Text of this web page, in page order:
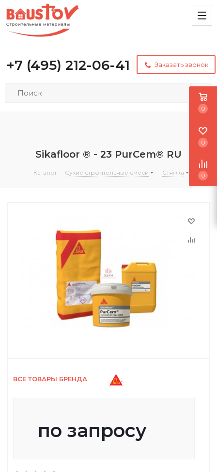
+7 (495) 212-06-41 Заказать звонок
Sikafloor ® - 23 PurCem® RU
Каталог - Сухие строительные смеси - Стяжка
ВСЕ ТОВАРЫ БРЕНДА
по запросу
0
0
0